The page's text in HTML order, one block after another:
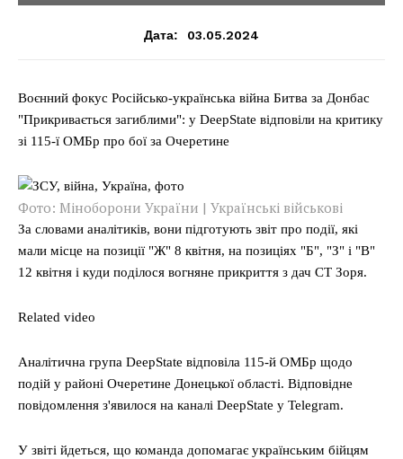
Дата: 03.05.2024
Воєнний фокус Російсько-українська війна Битва за Донбас
"Прикривається загиблими": у DeepState відповіли на критику
зі 115-ї ОМБр про бої за Очеретине
Фото: Міноборони України | Українські військові
За словами аналітиків, вони підготують звіт про події, які
мали місце на позиції "Ж" 8 квітня, на позиціях "Б", "З" і "В"
12 квітня і куди поділося вогняне прикриття з дач СТ Зоря.
Related video
Аналітична група DeepState відповіла 115-й ОМБр щодо
подій у районі Очеретине Донецької області. Відповідне
повідомлення з'явилося на каналі DeepState у Telegram.
У звіті йдеться, що команда допомагає українським бійцям